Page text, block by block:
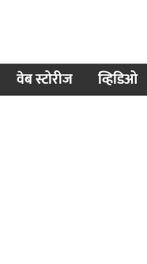
वेब स्टोरीज व्हिडिओ